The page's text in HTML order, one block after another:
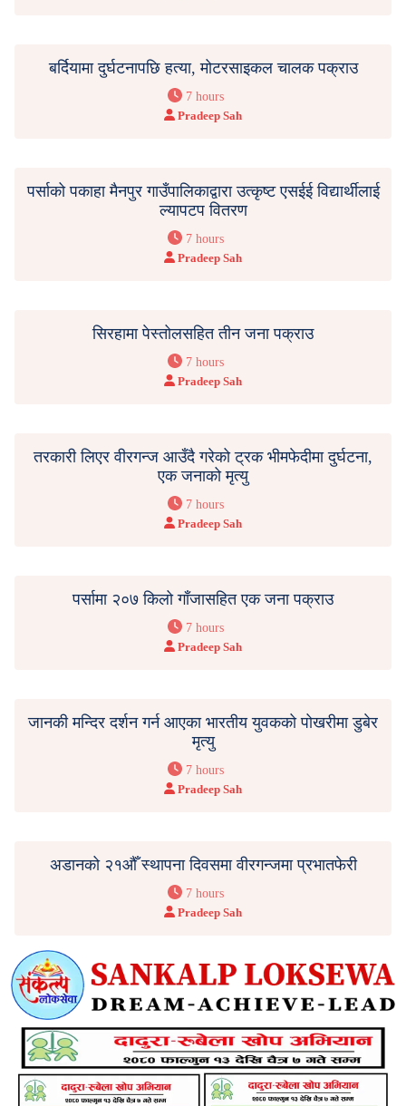
बर्दियामा दुर्घटनापछि हत्या, मोटरसाइकल चालक पक्राउ
7 hours
Pradeep Sah
पर्साको पकाहा मैनपुर गाउँपालिकाद्वारा उत्कृष्ट एसईई विद्यार्थीलाई
ल्यापटप वितरण
7 hours
Pradeep Sah
सिरहामा पेस्तोलसहित तीन जना पक्राउ
7 hours
Pradeep Sah
तरकारी लिएर वीरगन्ज आउँदै गरेको ट्रक भीमफेदीमा दुर्घटना,
एक जनाको मृत्यु
7 hours
Pradeep Sah
पर्सामा २०७ किलो गाँजासहित एक जना पक्राउ
7 hours
Pradeep Sah
जानकी मन्दिर दर्शन गर्न आएका भारतीय युवकको पोखरीमा डुबेर
मृत्यु
7 hours
Pradeep Sah
अडानको २१औँ स्थापना दिवसमा वीरगन्जमा प्रभातफेरी
7 hours
Pradeep Sah